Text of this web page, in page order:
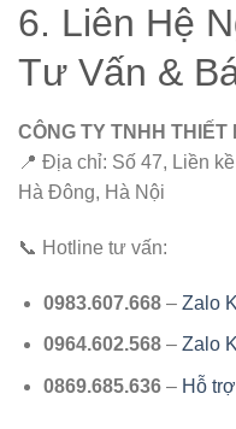
6. Liên Hệ
Tư Vấn &
CÔNG TY TNHH
📍 Địa chỉ: Số 47, Liền
Hà Đông, Hà Nội
📞 Hotline tư vấn:
0983.607.668– Zalo
0964.602.568– Zalo
0869.685.636– Hỗ